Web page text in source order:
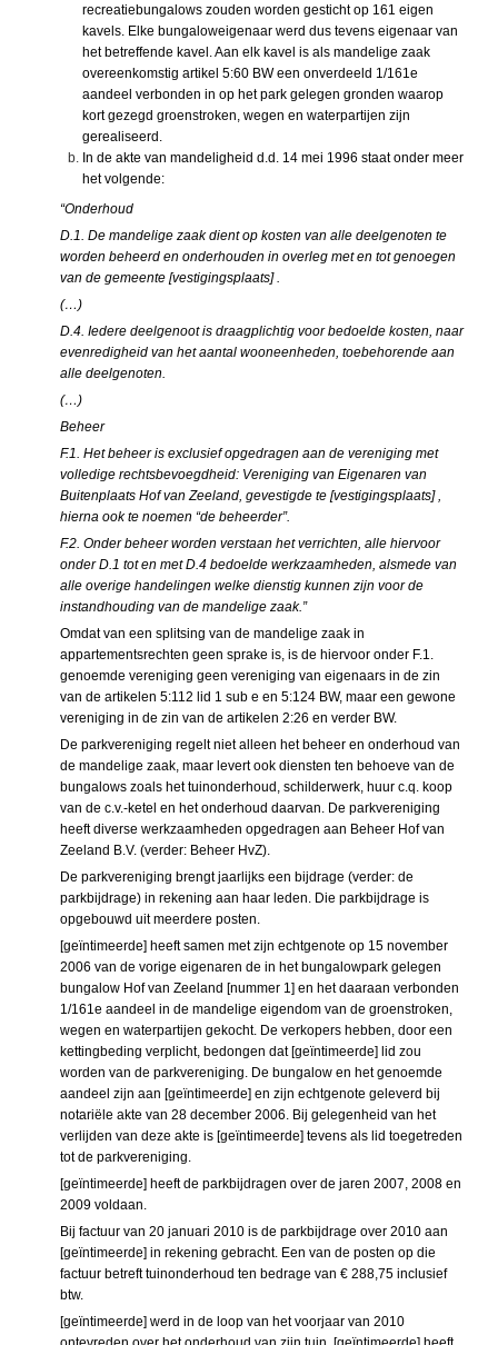
recreatiebungalows zouden worden gesticht op 161 eigen
kavels. Elke bungaloweigenaar werd dus tevens eigenaar van
het betreffende kavel. Aan elk kavel is als mandelige zaak
overeenkomstig artikel 5:60 BW een onverdeeld 1/161e
aandeel verbonden in op het park gelegen gronden waarop
kort gezegd groenstroken, wegen en waterpartijen zijn
gerealiseerd.
In de akte van mandeligheid d.d. 14 mei 1996 staat onder meer
het volgende:
“Onderhoud
D.1. De mandelige zaak dient op kosten van alle deelgenoten te
worden beheerd en onderhouden in overleg met en tot genoegen
van de gemeente [vestigingsplaats] .
(…)
D.4. Iedere deelgenoot is draagplichtig voor bedoelde kosten, naar
evenredigheid van het aantal wooneenheden, toebehorende aan
alle deelgenoten.
(…)
Beheer
F.1. Het beheer is exclusief opgedragen aan de vereniging met
volledige rechtsbevoegdheid: Vereniging van Eigenaren van
Buitenplaats Hof van Zeeland, gevestigde te [vestigingsplaats] ,
hierna ook te noemen “de beheerder”.
F.2. Onder beheer worden verstaan het verrichten, alle hiervoor
onder D.1 tot en met D.4 bedoelde werkzaamheden, alsmede van
alle overige handelingen welke dienstig kunnen zijn voor de
instandhouding van de mandelige zaak.”
Omdat van een splitsing van de mandelige zaak in
appartementsrechten geen sprake is, is de hiervoor onder F.1.
genoemde vereniging geen vereniging van eigenaars in de zin
van de artikelen 5:112 lid 1 sub e en 5:124 BW, maar een gewone
vereniging in de zin van de artikelen 2:26 en verder BW.
De parkvereniging regelt niet alleen het beheer en onderhoud van
de mandelige zaak, maar levert ook diensten ten behoeve van de
bungalows zoals het tuinonderhoud, schilderwerk, huur c.q. koop
van de c.v.-ketel en het onderhoud daarvan. De parkvereniging
heeft diverse werkzaamheden opgedragen aan Beheer Hof van
Zeeland B.V. (verder: Beheer HvZ).
De parkvereniging brengt jaarlijks een bijdrage (verder: de
parkbijdrage) in rekening aan haar leden. Die parkbijdrage is
opgebouwd uit meerdere posten.
[geïntimeerde] heeft samen met zijn echtgenote op 15 november
2006 van de vorige eigenaren de in het bungalowpark gelegen
bungalow Hof van Zeeland [nummer 1] en het daaraan verbonden
1/161e aandeel in de mandelige eigendom van de groenstroken,
wegen en waterpartijen gekocht. De verkopers hebben, door een
kettingbeding verplicht, bedongen dat [geïntimeerde] lid zou
worden van de parkvereniging. De bungalow en het genoemde
aandeel zijn aan [geïntimeerde] en zijn echtgenote geleverd bij
notariële akte van 28 december 2006. Bij gelegenheid van het
verlijden van deze akte is [geïntimeerde] tevens als lid toegetreden
tot de parkvereniging.
[geïntimeerde] heeft de parkbijdragen over de jaren 2007, 2008 en
2009 voldaan.
Bij factuur van 20 januari 2010 is de parkbijdrage over 2010 aan
[geïntimeerde] in rekening gebracht. Een van de posten op die
factuur betreft tuinonderhoud ten bedrage van € 288,75 inclusief
btw.
[geïntimeerde] werd in de loop van het voorjaar van 2010